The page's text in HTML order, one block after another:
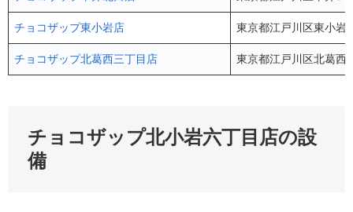
チョコザップ東小岩店 東京都江戸川区東小
チョコザップ北葛西三丁目店 東京都江戸川区北葛
チョコザップ北小岩六丁目店の設
備